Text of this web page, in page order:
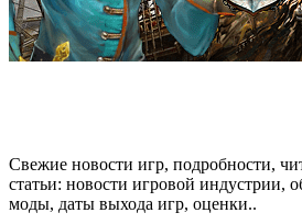
Свежие новости игр, подробности,
статьи: новости игровой
моды, даты выхода игр, оценки..